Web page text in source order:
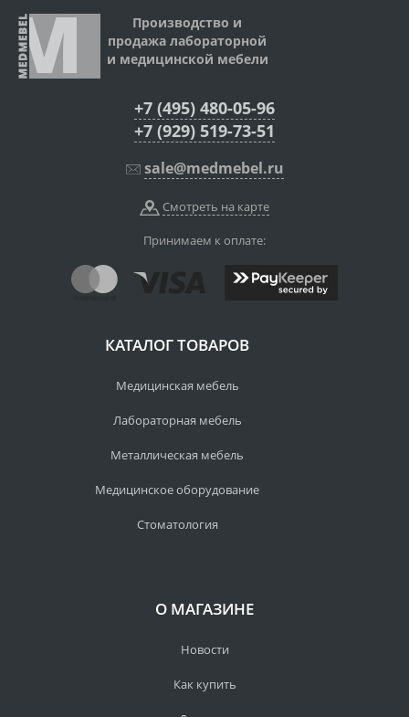
Производство и
продажа лабораторной
и медицинской мебели
+7 (495) 480-05-96
+7 (929) 519-73-51
sale@medmebel.ru
Смотреть на карте
Принимаем к оплате:
КАТАЛОГ ТОВАРОВ
Медицинская мебель
Лабораторная мебель
Металлическая мебель
Медицинское оборудование
Стоматология
О МАГАЗИНЕ
Новости
Как купить